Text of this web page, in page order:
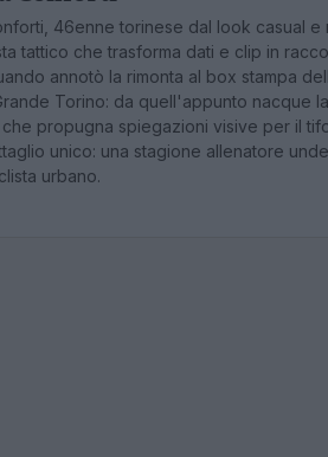
46enne torinese dal look casual e
tattico che trasforma dati e clip in
annotò la rimonta al box stampa
Torino: da quell'appunto nacque
propugna spiegazioni visive per il
unico: una stagione allenatore
urbano.